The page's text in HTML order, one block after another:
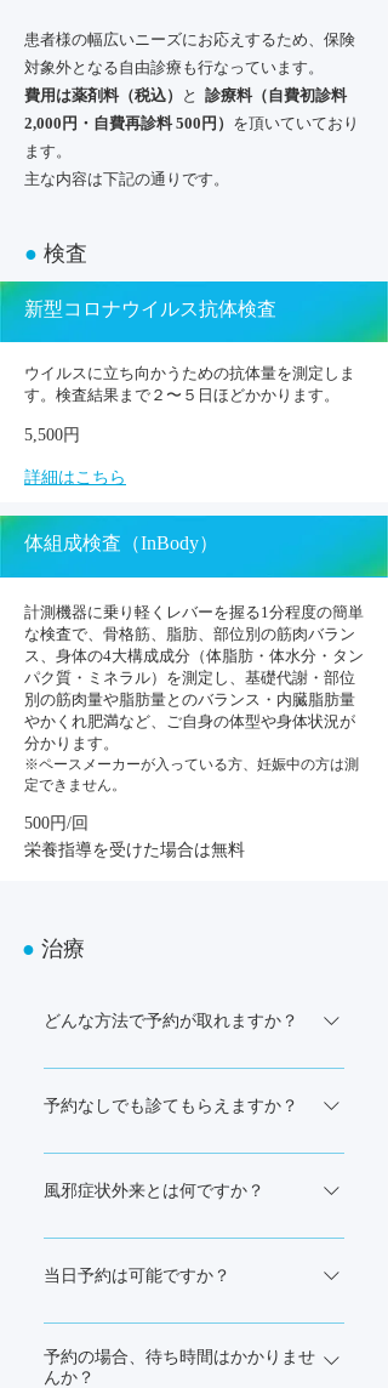
患者様の幅広いニーズにお応えするため、保険
対象外となる自由診療も行なっています。
費用は薬剤料（税込）
と 診療料（自費初診料
2,000円・自費再診料 500円） を頂いていており
ます。
主な内容は下記の通りです。
新型コロナウイルス抗体検査
ウイルスに立ち向かうための抗体量を測定しま
す。 検査結果まで２〜５日ほどかかります。
5,500円
詳細はこちら
体組成検査（InBody）
計測機器に乗り軽くレバーを握る1分程度の簡単
な検査で、骨格筋、脂肪、部位別の筋肉バラン
ス、身体の4大構成成分（体脂肪・体水分・タン
パク質・ミネラル）を測定し、基礎代謝・部位
別の筋肉量や脂肪量とのバランス・内臓脂肪量
やかくれ肥満など、ご自身の体型や身体状況が
分かります。
※ペースメーカーが入っている方、妊娠中の方は測
定できません。
500円/回
栄養指導を受けた場合は無料​
● 検査
● 治療
どんな方法で予約が取れますか？
受付窓口、オンライン、お電話の3つの
方法があります。
予約なしでも診てもらえますか？
予約なしでも受診は可能です。 ただ
し、予約の方を優先するため、待ち時
風邪症状外来とは何ですか？
発熱がなくても、風邪症状や嘔吐・下
痢など、感染症の可能性がある方を診
当日予約は可能ですか？
＜一般診察＞ 当日予約は受け付けてお
りません。直接ご来院ください。 ＜風
予約の場合、待ち時間はかかりませ
んか？